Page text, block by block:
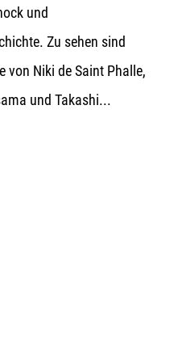
und
Zu sehen sind
von Niki de Saint Phalle,
und Takashi...